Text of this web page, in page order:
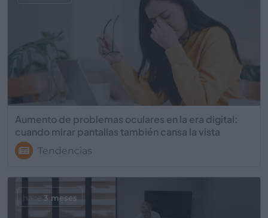
Aumento de problemas oculares en la era digital:
cuando mirar pantallas también cansa la vista
Tendencias
hace 3 meses